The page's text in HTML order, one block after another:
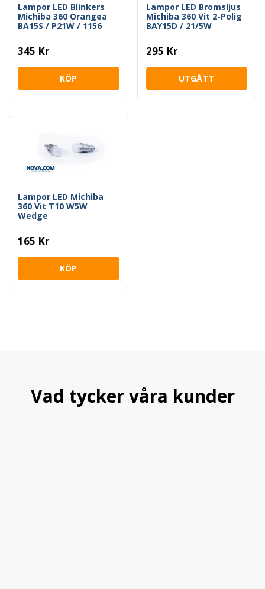
Lampor LED Blinkers
Michiba 360 Orangea
BA15S / P21W / 1156
345 Kr
KÖP
Lampor LED Bromsljus
Michiba 360 Vit 2-Polig
BAY15D / 21/5W
295 Kr
UTGÅTT
Lampor LED Michiba
360 Vit T10 W5W
Wedge
165 Kr
KÖP
Vad tycker våra kunder